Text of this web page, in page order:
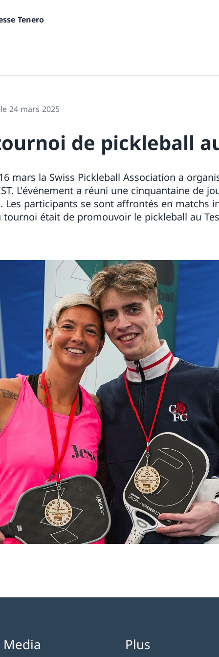
Tenero
24 mars 2025
de pickleball
mars la Swiss Pickleball Association a
L'événement a réuni une cinquantaine de
Les participants se sont affrontés en matchs
tournoi était de promouvoir le pickleball au
Media Plus